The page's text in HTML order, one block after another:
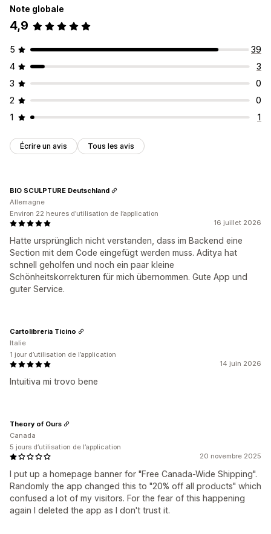
Promotionnel
Personnalisation
CSS personnalisées
Optimisation pour le format mobile
Ciblage géographique
Suivi des performances
Note globale
4,9
5
39
4
3
3
0
2
0
1
1
Écrire un avis Tous les avis
16 juillet 2026
Hatte ursprünglich nicht verstanden, dass im Backend eine
Section mit dem Code eingefügt werden muss. Aditya hat
schnell geholfen und noch ein paar kleine
Schönheitskorrekturen für mich übernommen. Gute App und
guter Service.
BIO SCULPTURE Deutschland
Allemagne
Environ 22 heures d’utilisation de l’application
14 juin 2026
Intuitiva mi trovo bene
Cartolibreria Ticino
Italie
1 jour d’utilisation de l’application
20 novembre 2025
I put up a homepage banner for "Free Canada-Wide Shipping".
Randomly the app changed this to "20% off all products" which
confused a lot of my visitors. For the fear of this happening
again I deleted the app as I don't trust it.
Theory of Ours
Canada
5 jours d’utilisation de l’application